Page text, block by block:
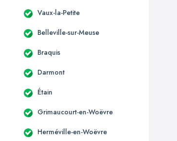
Vaux-la-Petite
Belleville-sur-Meuse
Braquis
Darmont
Étain
Grimaucourt-en-Woëvre
Herméville-en-Woëvre